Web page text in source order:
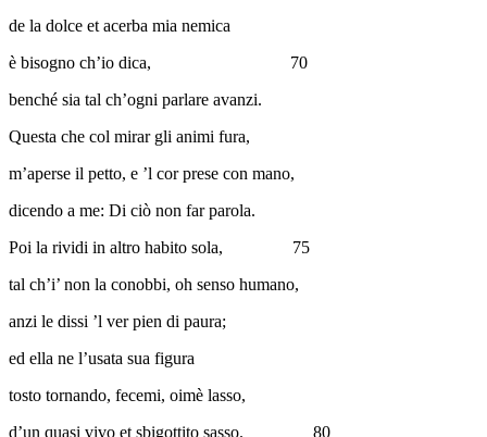
de la dolce et acerba mia nemica
è bisogno ch’io dica, 70
benché sia tal ch’ogni parlare avanzi.
Questa che col mirar gli animi fura,
m’aperse il petto, e ’l cor prese con mano,
dicendo a me: Di ciò non far parola.
Poi la rividi in altro habito sola, 75
tal ch’i’ non la conobbi, oh senso humano,
anzi le dissi ’l ver pien di paura;
ed ella ne l’usata sua figura
tosto tornando, fecemi, oimè lasso,
d’un quasi vivo et sbigottito sasso. 80